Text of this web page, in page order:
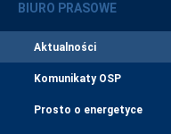
BIURO PRASOWE
Aktualności
Komunikaty OSP
Prosto o energetyce